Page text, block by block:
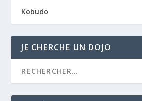
Kobudo
JE CHERCHE UN DOJO